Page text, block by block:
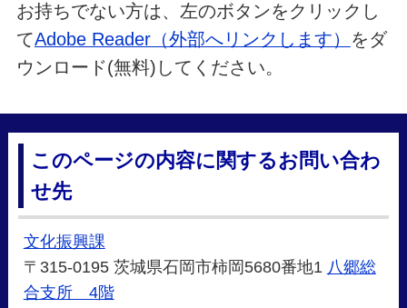
お持ちでない方は、左のボタンをクリックし
てAdobe Reader（外部へリンクします） をダ
ウンロード(無料)してください。
このページの内容に関するお問い合わ
せ先
文化振興課
〒315-0195 茨城県石岡市柿岡5680番地1 八郷総
合支所 4階